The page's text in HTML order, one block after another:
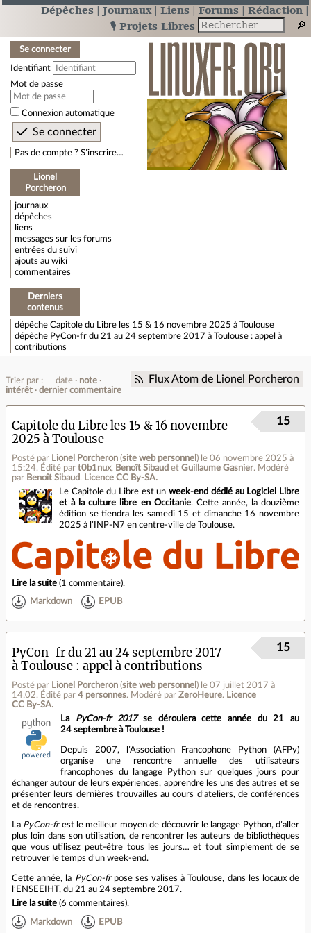
Dépêches Journaux Liens Forums
Rédaction
🎙️ Projets Libres
Se connecter
Identifiant
Mot de passe
Connexion automatique
Pas de compte ? S’inscrire…
Lionel
Porcheron
journaux
dépêches
liens
messages sur les forums
entrées du suivi
ajouts au wiki
commentaires
Derniers
contenus
dépêche Capitole du Libre les 15 & 16 novembre 2025 à Toulouse
dépêche PyCon-fr du 21 au 24 septembre 2017 à Toulouse : appel à
contributions
Flux Atom de Lionel Porcheron
Trier par : date
note
intérêt
dernier commentaire
Capitole du Libre les 15 & 16 novembre
2025 à Toulouse
Posté par Lionel Porcheron (site web personnel ) le 06 novembre 2025 à
15:24. Édité par t0b1nux, Benoît Sibaud et Guillaume Gasnier. Modéré
par Benoît Sibaud. Licence CC By‑SA.
15
Le Capitole du Libre est unweek-end dédié au Logiciel Libre
et à la culture libre en Occitanie. Cette année, la douzième
édition se tiendra les samedi 15 et dimanche 16 novembre
2025 à l’INP-N7 en centre‐ville de Toulouse.
Lire la suite (1 commentaire).
Markdown EPUB
PyCon-fr du 21 au 24 septembre 2017
à Toulouse : appel à contributions
Posté par Lionel Porcheron (site web personnel ) le 07 juillet 2017 à
14:02. Édité par 4 personnes. Modéré par ZeroHeure. Licence
CC By‑SA.
15
La PyCon-fr 2017se déroulera cette année du 21 au
24 septembre à Toulouse !
Depuis 2007, l’Association Francophone Python (AFPy)
organise une rencontre annuelle des utilisateurs
francophones du langage Python sur quelques jours pour
échanger autour de leurs expériences, apprendre les uns des autres et se
présenter leurs dernières trouvailles au cours d’ateliers, de conférences
et de rencontres.
La PyCon-frest le meilleur moyen de découvrir le langage Python, d’aller
plus loin dans son utilisation, de rencontrer les auteurs de bibliothèques
que vous utilisez peut‐être tous les jours… et tout simplement de se
retrouver le temps d’un week‐end.
Cette année, la PyCon-frpose ses valises à Toulouse, dans les locaux de
l’ENSEEIHT, du 21 au 24 septembre 2017.
Lire la suite (6 commentaires).
Markdown EPUB